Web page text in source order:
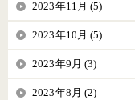
2023年11月 (5)
2023年10月 (5)
2023年9月 (3)
2023年8月 (2)